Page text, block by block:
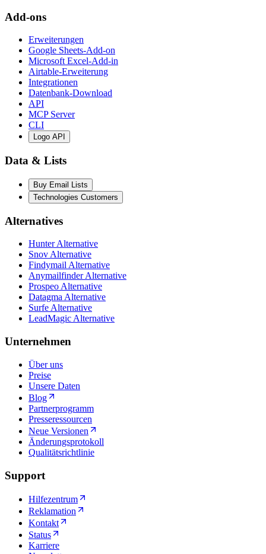
Add-ons
Erweiterungen
Google Sheets-Add-on
Microsoft Excel-Add-in
Airtable-Erweiterung
Integrationen
Datenbank-Download
API
MCP Server
CLI
Logo API
Data & Lists
Buy Email Lists
Technologies Customers
Alternatives
Hunter Alternative
Snov Alternative
Findymail Alternative
Anymailfinder Alternative
Prospeo Alternative
Datagma Alternative
Surfe Alternative
LeadMagic Alternative
Unternehmen
Über uns
Preise
Unsere Daten
Blog
Partnerprogramm
Presseressourcen
Neue Versionen
Änderungsprotokoll
Qualitätsrichtlinie
Support
Hilfezentrum
Reklamation
Kontakt
Status
Karriere